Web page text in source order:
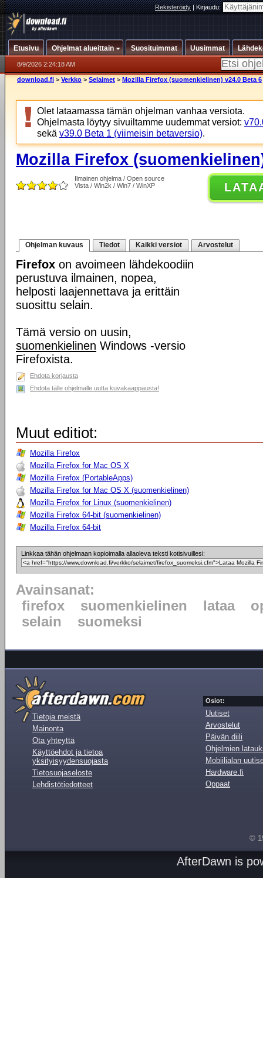
Rekisteröidy|Kirjaudu:
Etusivu Ohjelmat alueittain Suosituimmat Uusimmat
8/9/2026 2:24:18 AM
download.fi > Verkko > Selaimet > Mozilla Firefox (suomenkielinen) v24.0 Beta 6
Olet lataamassa tämän ohjelman vanhaa versiota.
Ohjelmasta löytyy sivuiltamme uudemmat versiot:
sekä v39.0 Beta 1 (viimeisin betaversio).
Mozilla Firefox
Ilmainen ohjelma / Open source
Vista / Win2k / Win7 / WinXP
Ohjelman kuvaus Tiedot Kaikki versiot Arvostelut
Firefox on avoimeen lähdekoodiin
perustuva ilmainen, nopea,
helposti laajennettava ja erittäin
suosittu selain.
Tämä versio on uusin,
suomenkielinen Windows -versio
Firefoxista.
Ehdota korjausta
Ehdota tälle ohjelmalle uutta kuvakaappausta!
Muut editiot:
Mozilla Firefox
Mozilla Firefox for Mac OS X
Mozilla Firefox (PortableApps)
Mozilla Firefox for Mac OS X (suomenkielinen)
Mozilla Firefox for Linux (suomenkielinen)
Mozilla Firefox 64-bit (suomenkielinen)
Mozilla Firefox 64-bit
Linkkaa tähän ohjelmaan kopioimalla allaoleva teksti kotisivuillesi:
Avainsanat:
firefox
suomenkielinen lataa
selain
suomeksi
Tietoja meistä
Mainonta
Ota yhteyttä
Käyttöehdot ja tietoa
yksityisyydensuojasta
Tietosuojaseloste
Lehdistötiedotteet
Osiot:
Uutiset
Arvostelut
Päivän diili
Ohjelmien
Mobiilialan
Hardware.fi
Oppaat
©
AfterDawn is